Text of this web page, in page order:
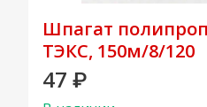
Шпагат
ТЭКС, 150м/8/120
47 ₽